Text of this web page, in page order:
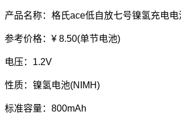
产品名称：格氏ace低自放七号镍氢充电电
参考价格：¥ 8.50(单节电池)
电压：1.2V
性质：镍氢电池(NIMH)
标准容量：800mAh